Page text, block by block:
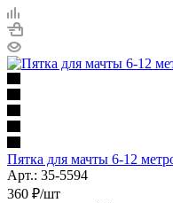
Пятка для мачты 6-12
Арт.: 35-5594
360 ₽/шт